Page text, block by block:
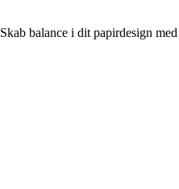
Skab balance i dit papirdesign